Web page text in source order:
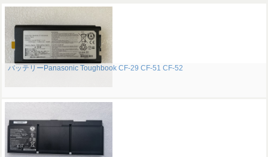
バッテリーPanasonic Toughbook CF-29 CF-51 CF-52